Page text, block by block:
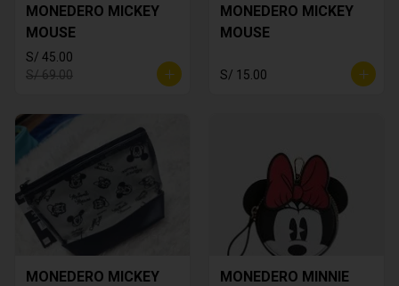
MONEDERO MICKEY
MOUSE
S/ 45.00
S/ 69.00
MONEDERO MICKEY
MOUSE
S/ 15.00
MONEDERO MICKEY
MONEDERO MINNIE